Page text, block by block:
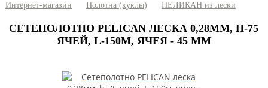
Интернет-магазин Полотна (куклы) ПЕЛИКАН из лески
СЕТЕПОЛОТНО PELICAN ЛЕСКА 0,28ММ, H-75
ЯЧЕЙ, L-150М, ЯЧЕЯ - 45 ММ